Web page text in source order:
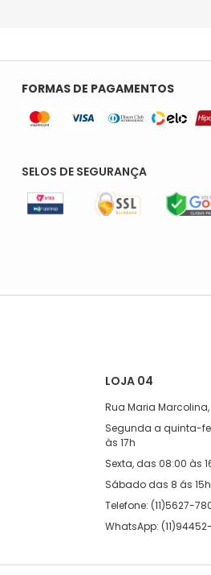
FORMAS DE PAGAMENTOS
SELOS DE SEGURANÇA
LOJA 04
Rua Maria Marcolina,
Segunda a quinta-
às 17h
Sexta, das 08:00 às
Sábado das 8 ás
Telefone: (11)5627-
WhatsApp: